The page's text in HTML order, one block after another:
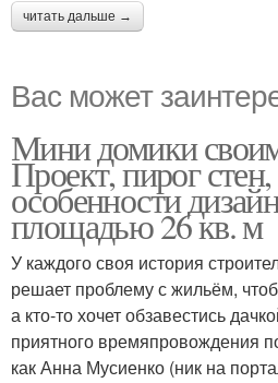
читать дальше →
Вас может
Мини домики
Проект, пирог
особенности
площадью 26 кв. м
У каждого своя история
решает проблему с жильём,
а кто-то хочет обзавестись
приятного времяпровождения
как Анна Мусиенко (ник на